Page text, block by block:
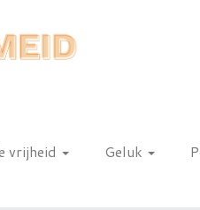
vrijheid Geluk